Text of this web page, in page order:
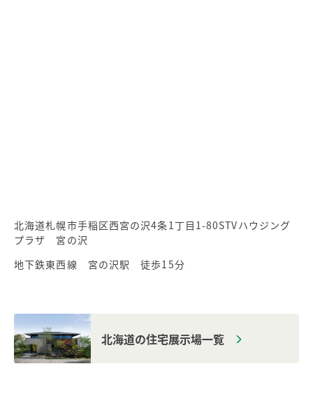
北海道札幌市手稲区西宮の沢4条1丁目1-80STVハウジング
プラザ 宮の沢
地下鉄東西線 宮の沢駅 徒歩15分
北海道の住宅展示場一覧